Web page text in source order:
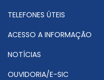
TELEFONES ÚTEIS
ACESSO A INFORMAÇÃO
NOTÍCIAS
OUVIDORIA/E-SIC